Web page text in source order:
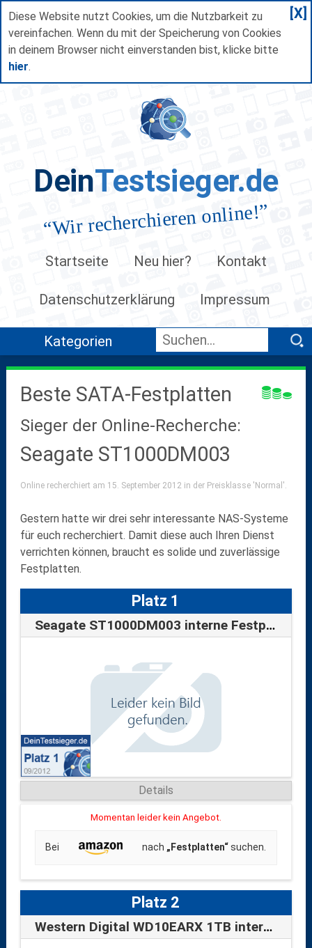
Diese Website nutzt Cookies, um die Nutzbarkeit zu
vereinfachen. Wenn du mit der Speicherung von Cookies
in deinem Browser nicht einverstanden bist, klicke bitte
hier.
[X]
DeinTestsieger.de
“Wir recherchieren online!”
Startseite Neu hier? Kontakt
Datenschutzerklärung Impressum
Kategorien
Beste SATA-Festplatten
Sieger der Online-Recherche:
Seagate ST1000DM003
Online recherchiert am 15. September 2012 in der Preisklasse 'Normal'.
Gestern hatte wir drei sehr interessante NAS-Systeme
für euch recherchiert. Damit diese auch Ihren Dienst
verrichten können, braucht es solide und zuverlässige
Festplatten.
Platz 1
Seagate ST1000DM003 interne Festplatte …
Details
Momentan leider kein Angebot.
Bei nach „Festplatten“suchen.
Platz 2
Western Digital WD10EARX 1TB interne Fes…